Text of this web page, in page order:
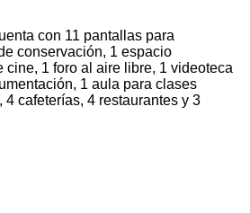
con 11 pantallas para
conservación, 1 espacio
cine, 1 foro al aire libre, 1 videoteca
1 aula para clases
cafeterías, 4 restaurantes y 3